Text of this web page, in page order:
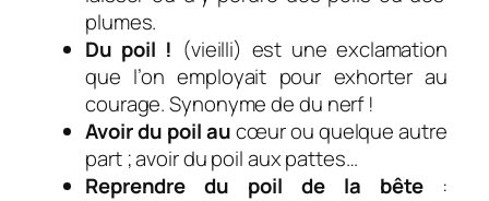
plumes.
Du poil ! (vieilli) est une exclamation
que l’on employait pour exhorter au
courage.Synonyme dedu nerf !
Avoir du poil aucœur ouquelque autre
part ; avoir du poil aux pattes…
Reprendre du poil de la bête
: